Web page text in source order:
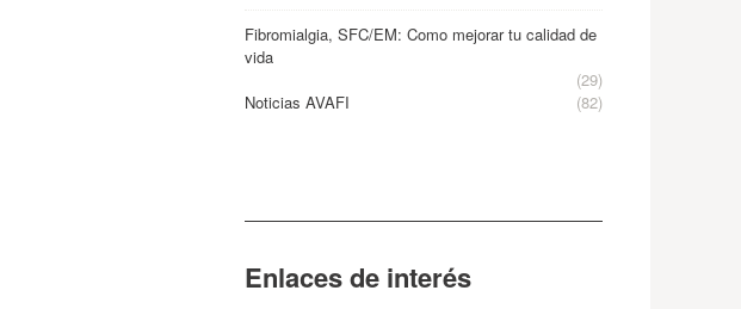
Fibromialgia, SFC/EM: Como mejorar tu calidad de
vida
(29)
Noticias AVAFI
(82)
Enlaces de interés